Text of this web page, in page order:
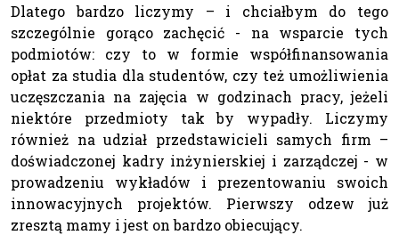
Dlatego bardzo liczymy – i chciałbym do tego
szczególnie gorąco zachęcić - na wsparcie tych
podmiotów: czy to w formie współfinansowania
opłat za studia dla studentów, czy też umożliwienia
uczęszczania na zajęcia w godzinach pracy, jeżeli
niektóre przedmioty tak by wypadły. Liczymy
również na udział przedstawicieli samych firm –
doświadczonej kadry inżynierskiej i zarządczej - w
prowadzeniu wykładów i prezentowaniu swoich
innowacyjnych projektów. Pierwszy odzew już
zresztą mamy i jest on bardzo obiecujący.